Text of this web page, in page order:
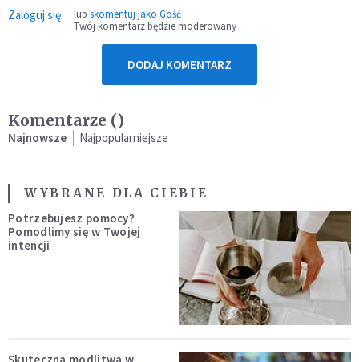
Zaloguj się lub skomentuj jako Gość
Twój komentarz będzie moderowany
DODAJ KOMENTARZ
Komentarze ()
Najnowsze Najpopularniejsze
WYBRANE DLA CIEBIE
Potrzebujesz pomocy?
Pomodlimy się w Twojej
intencji